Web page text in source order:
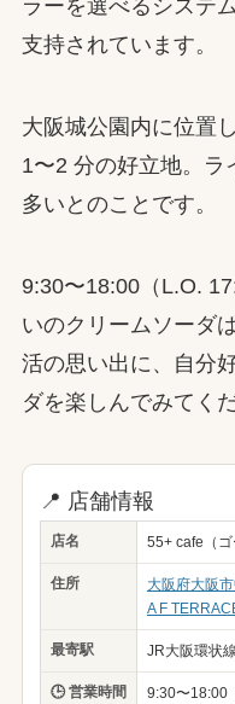
ラーを選べるシステ
支持されています。
大阪城公園内に位置
1〜2 分の好立地。ラ
多いとのことです。
9:30〜18:00（L.O.
いのクリームソーダ
活の思い出に、自分
ダを楽しんでみてくだ
📍 店舗情報
店名 55+ cafe（ゴ
住所
大阪府大阪
A F
最寄駅 JR大阪環状
🕒 営業時間 9:30〜18:00